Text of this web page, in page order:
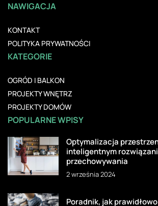
NAWIGACJA
KONTAKT
POLITYKA PRYWATNOŚCI
KATEGORIE
OGRÓD I BALKON
PROJEKTY WNĘTRZ
PROJEKTY DOMÓW
POPULARNE WPISY
Optymalizacja
inteligentnym
przechowywania
2 września 2024
Poradnik, jak